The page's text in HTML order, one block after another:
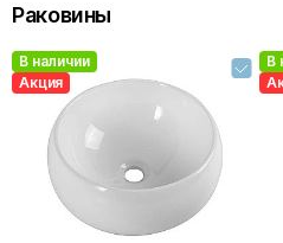
темно-серая матовая
Раковины
В наличии
Акция
В